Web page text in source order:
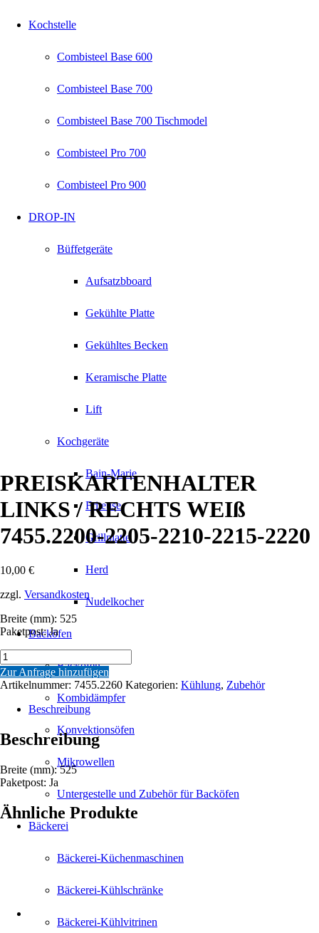
Kochstelle
Combisteel Base 600
Combisteel Base 700
Combisteel Base 700 Tischmodel
Combisteel Pro 700
Combisteel Pro 900
DROP-IN
Büffetgeräte
Aufsatzbboard
Gekühlte Platte
Gekühltes Becken
Keramische Platte
Lift
Kochgeräte
Bain-Marie
Friteuse
Grillplatte
Herd
Nudelkocher
Backöfen
Backöfen
Kombidämpfer
Konvektionsöfen
Mikrowellen
Untergestelle und Zubehör für Backöfen
Bäckerei
Bäckerei-Küchenmaschinen
Bäckerei-Kühlschränke
Bäckerei-Kühlvitrinen
PREISKARTENHALTER
LINKS / RECHTS WEIß
7455.2200-2205-2210-2215-2220
10,00 €
zzgl. Versandkosten
Breite (mm): 525
Paketpost: Ja
PREISKARTENHALTER
LINKS
/
WEIß
2205-
2210-
2220
Menge
Zur Anfrage hinzufügen
Artikelnummer: 7455.2260 Kategorien: Kühlung, Zubehör
Beschreibung
Beschreibung
Breite (mm): 525
Paketpost: Ja
Ähnliche Produkte